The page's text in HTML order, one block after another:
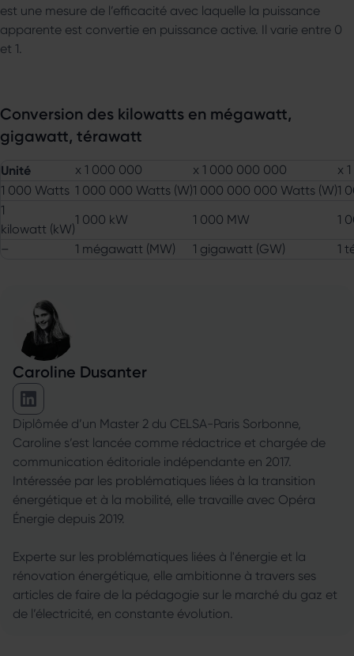
est une mesure de l’efficacité avec laquelle la puissance
apparente est convertie en puissance active. Il varie entre 0
et 1.
Conversion des kilowatts en mégawatt,
gigawatt, térawatt
Unité x 1 000 000 x 1 000 000 000
x
1 000 Watts 1 000 000 Watts (W)1 000 000 000 Watts (W)1
1
kilowatt (kW)
1 000 kW 1 000 MW
1
–
1 mégawatt (MW) 1 gigawatt (GW) 1
Caroline Dusanter
Caroline Dusanter sur Linkedin
Diplômée d’un Master 2 du CELSA-Paris Sorbonne,
Caroline s’est lancée comme rédactrice et chargée de
communication éditoriale indépendante en 2017.
Intéressée par les problématiques liées à la transition
énergétique et à la mobilité, elle travaille avec Opéra
Énergie depuis 2019.
Experte sur les problématiques liées à l'énergie et la
rénovation énergétique, elle ambitionne à travers ses
articles de faire de la pédagogie sur le marché du gaz et
de l’électricité, en constante évolution.